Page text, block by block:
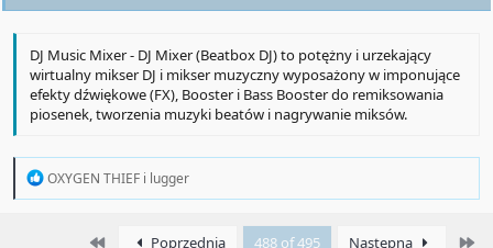
DJ Music Mixer - DJ Mixer (Beatbox DJ) to potężny i urzekający
wirtualny mikser DJ i mikser muzyczny wyposażony w imponujące
efekty dźwiękowe (FX), Booster i Bass Booster do remiksowania
piosenek, tworzenia muzyki beatów i nagrywanie miksów.
R
OXYGEN THIEF i lugger
First Poprzednia 488 of 495 Następna